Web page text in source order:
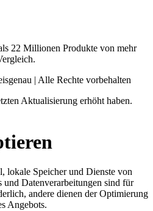
22 Millionen Produkte von mehr
| Alle Rechte vorbehalten
Aktualisierung erhöht haben.
lokale Speicher und Dienste von
Datenverarbeitungen sind für
andere dienen der Optimierung
Angebots.